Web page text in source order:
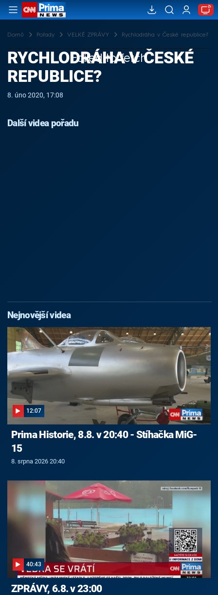
Domů Pořady VELKÉ ZPRÁVY Rychlodráha v České republice?
Failed to fetch
RYCHLODRÁHA V ČESKÉ
REPUBLICE?
8. úno 2020, 17:08
Další videa pořadu
Nejnovější videa
12:07
Prima Historie, 8.8. v 20:40 - Stíhačka MiG-
15
8. srpna 2026 20:40
40:43
ZPRÁVY, 6.8. v 23:00